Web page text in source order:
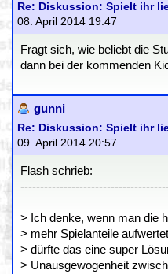
Re: Diskussion: Spielt ihr
08. April 2014 19:47
Fragt sich, wie beliebt die
dann bei der kommenden
gunni
Re: Diskussion: Spielt ihr
09. April 2014 20:57
Flash schrieb:
> Ich denke, wenn man die
> mehr Spielanteile
> dürfte das eine super
> Unausgewogenheit